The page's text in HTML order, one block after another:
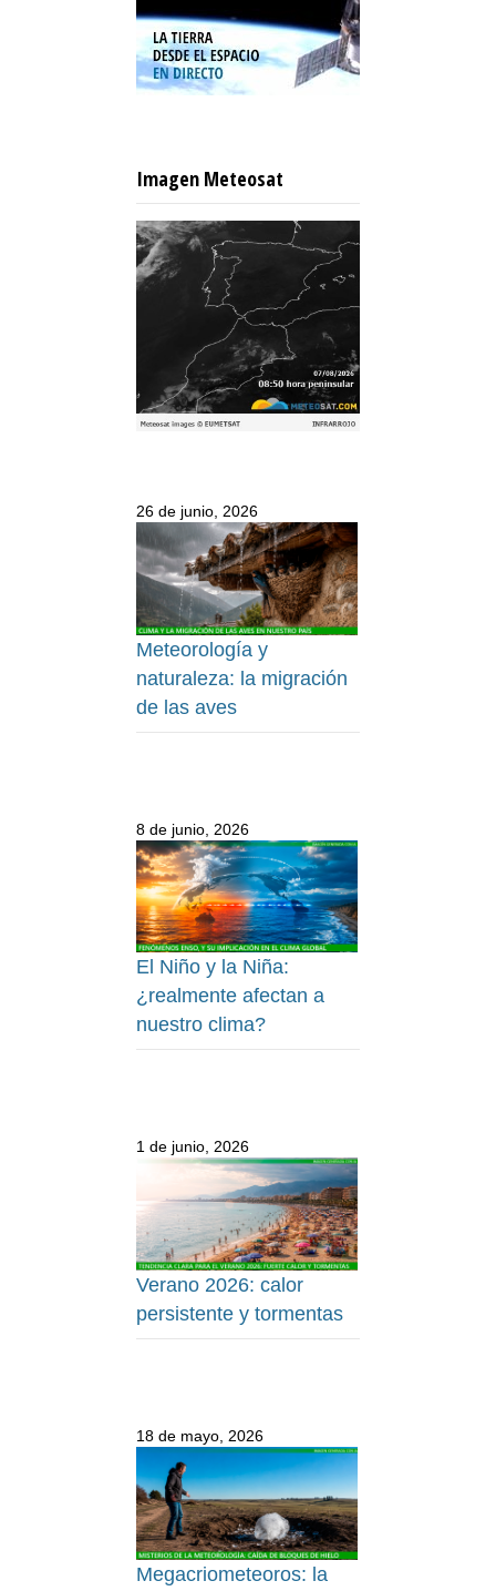
Imagen Meteosat
26 de junio, 2026
Meteorología y
naturaleza: la migración
de las aves
8 de junio, 2026
El Niño y la Niña:
¿realmente afectan a
nuestro clima?
1 de junio, 2026
Verano 2026: calor
persistente y tormentas
18 de mayo, 2026
Megacriometeoros: la